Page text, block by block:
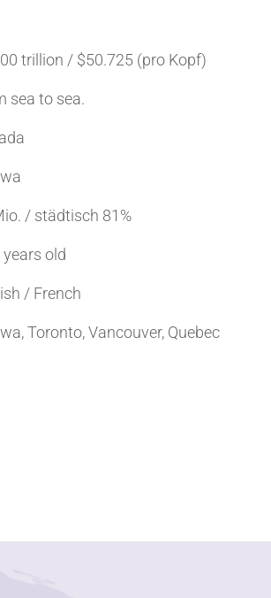
trillion / $50.725 (pro Kopf)
sea to sea.
/ städtisch 81%
years old
/ French
Toronto, Vancouver, Quebec